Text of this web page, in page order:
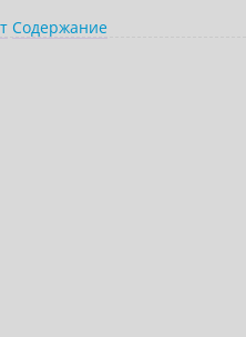
Содержание